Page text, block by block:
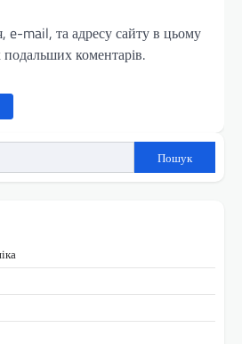
e-mail, та адресу сайту в цьому
подальших коментарів.
Пошук